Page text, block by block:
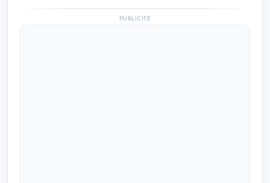
PUBLICITÉ